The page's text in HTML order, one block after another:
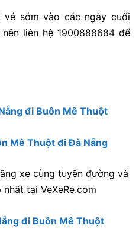
vé sớm vào các ngày cuối
liên hệ 1900888684 để
đi Buôn Mê Thuột
Mê Thuột đi Đà Nẵng
xe cùng tuyến đường và
tại VeXeRe.com
đi Buôn Mê Thuột